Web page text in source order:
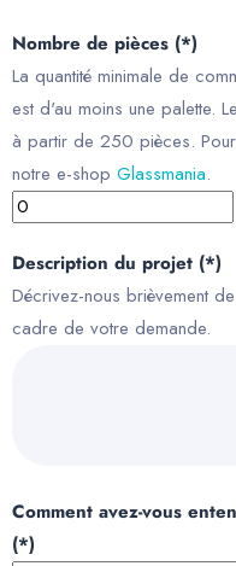
Nombre de pièces (*)
La quantité minimale de
est d'au moins une palette.
à partir de 250 pièces.
notre e-shop Glassmania.
Description du projet (*)
Décrivez-nous brièvement
cadre de votre demande.
Comment avez-vous
(*)